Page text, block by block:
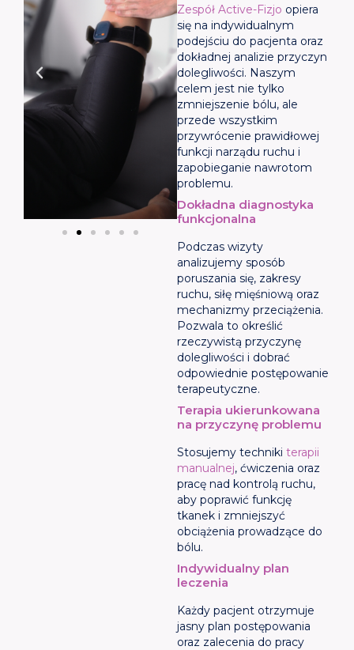
Zespół Active-Fizjo opiera
się na indywidualnym
podejściu do pacjenta oraz
dokładnej analizie przyczyn
dolegliwości. Naszym
celem jest nie tylko
zmniejszenie bólu, ale
przede wszystkim
przywrócenie prawidłowej
funkcji narządu ruchu i
zapobieganie nawrotom
problemu.
Dokładna diagnostyka
funkcjonalna
Podczas wizyty
analizujemy sposób
poruszania się, zakresy
ruchu, siłę mięśniową oraz
mechanizmy przeciążenia.
Pozwala to określić
rzeczywistą przyczynę
dolegliwości i dobrać
odpowiednie postępowanie
terapeutyczne.
Terapia ukierunkowana
na przyczynę problemu
Stosujemy techniki terapii
manualnej, ćwiczenia oraz
pracę nad kontrolą ruchu,
aby poprawić funkcję
tkanek i zmniejszyć
obciążenia prowadzące do
bólu.
Indywidualny plan
leczenia
Każdy pacjent otrzymuje
jasny plan postępowania
oraz zalecenia do pracy